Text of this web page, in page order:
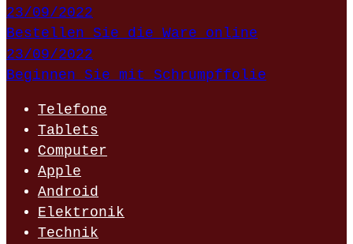
23/09/2022
Bestellen Sie die Ware online
23/09/2022
Beginnen Sie mit Schrumpffolie
Telefone
Tablets
Computer
Apple
Android
Elektronik
Technik